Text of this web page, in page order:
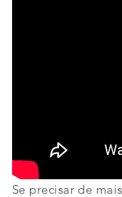
Se precisar de